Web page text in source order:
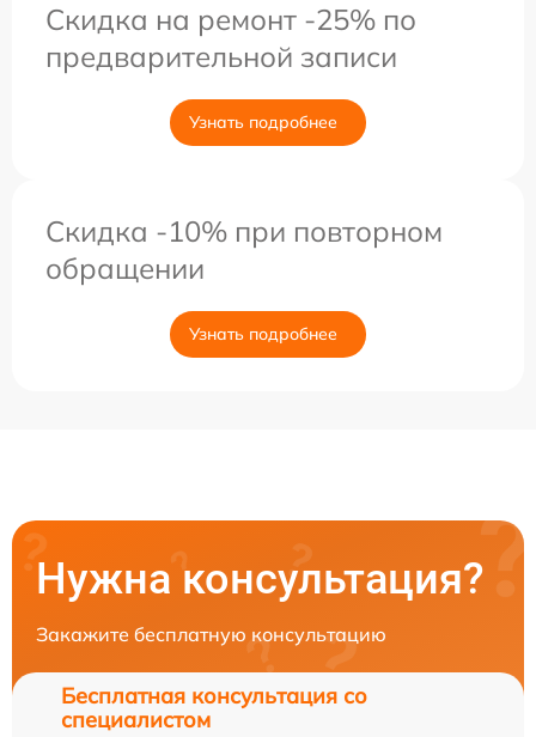
Скидка на ремонт -25% по
предварительной записи
Узнать подробнее
Скидка -10% при повторном
обращении
Узнать подробнее
Нужна консультация?
Закажите бесплатную консультацию
Бесплатная консультация со
специалистом